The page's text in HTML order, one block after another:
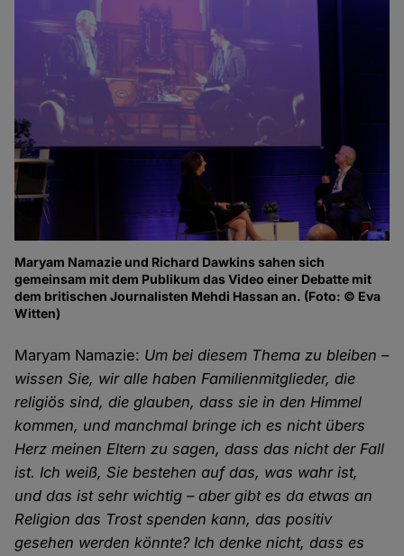
Maryam Namazie und Richard Dawkins sahen sich
gemeinsam mit dem Publikum das Video einer Debatte mit
dem britischen Journalisten Mehdi Hassan an. (Foto: © Eva
Witten)
Maryam Namazie: Um bei diesem Thema zu bleiben –
wissen Sie, wir alle haben Familienmitglieder, die
religiös sind, die glauben, dass sie in den Himmel
kommen, und manchmal bringe ich es nicht übers
Herz meinen Eltern zu sagen, dass das nicht der Fall
ist. Ich weiß, Sie bestehen auf das, was wahr ist,
und das ist sehr wichtig – aber gibt es da etwas an
Religion das Trost spenden kann, das positiv
gesehen werden könnte? Ich denke nicht, dass es